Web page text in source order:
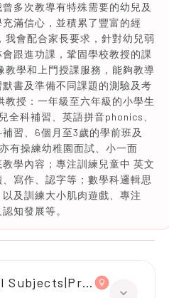
多次教導有特殊需要的幼兒及
滿信心，並積累了豐富的經
我會配合家長要求，針對幼兒弱
跟進功課，鞏固學校教授的課
教學和上門授課服務，能夠教導
書及準備不同課題的測驗及考
教授：一年級至六年級的小學生
全科補習、英語拼音phonics、
習、6個月至3歲的學前班及
有操練幼稚園面試、小一面
學內容；專注訓練兒童中 英文
寫作、認字等；數學科邏輯思
及訓練大小肌肉遊戲、專注
知發展等。
Subjects|Primary 4,All